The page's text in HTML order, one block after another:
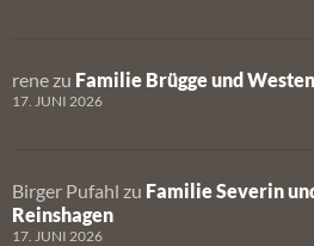
rene zu Familie Brügge und
17. JUNI 2026
Birger Pufahl zu Familie Severin
Reinshagen
17. JUNI 2026